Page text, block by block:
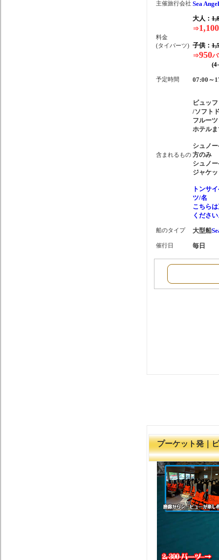
主催旅行会社 Sea
料金
(タイバーツ)
大人：
⇒1,100
子供：
⇒950
(4-
予定時間 07:00～
含まれるもの
ビュッ
/ソフト
フルー
ホテル
シュノ
方のみ
シュノ
ジャケ
トンサ
ツ/名
こちら
くださ
船のタイプ 大型船
催行日 毎日
プーケット発｜